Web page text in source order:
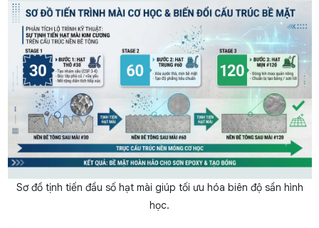
Sơ đồ tịnh tiến đầu số hạt mài giúp tối ưu hóa biên độ sần hình
học.